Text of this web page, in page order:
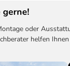
oder
helfen